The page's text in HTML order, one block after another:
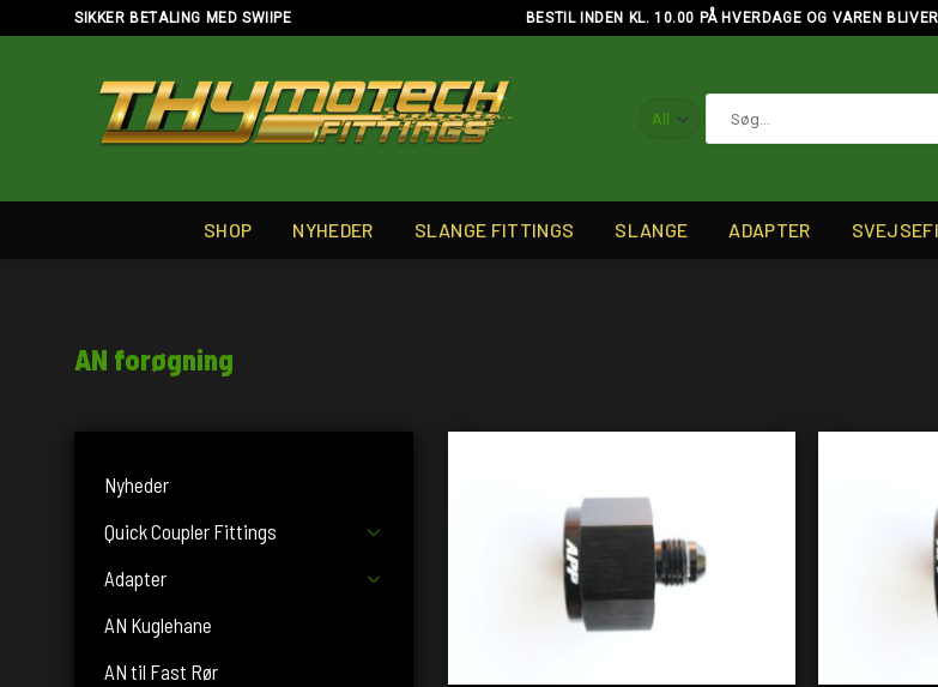
to
SIKKER BETALING MED SWIIPE BESTIL INDEN KL. 10.00 PÅ HVERDAGE OG VAREN
efter:
SHOP NYHEDER SLANGE FITTINGS SLANGE ADAPTER
AN forøgning
Nyheder
Quick Coupler Fittings
Adapter
AN Kuglehane
AN til Fast Rør